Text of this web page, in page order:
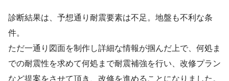
診断結果は、予想通り耐震要素は不足。地盤も不利な条
件。
ただ一通り図面を制作し詳細な情報が掴んだ上で、何処ま
での耐震性を求めて何処まで耐震補強を行い、改修プラン
など提案をさせて頂き、改修を進めることになりました。